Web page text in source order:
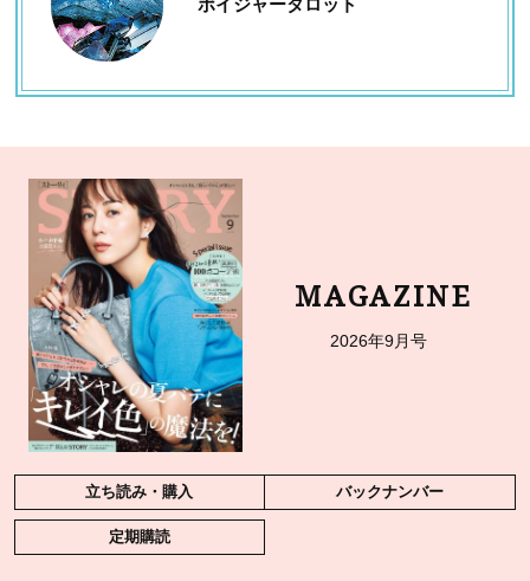
MAGAZINE
2026年9月号
立ち読み・購入 バックナンバー
定期購読